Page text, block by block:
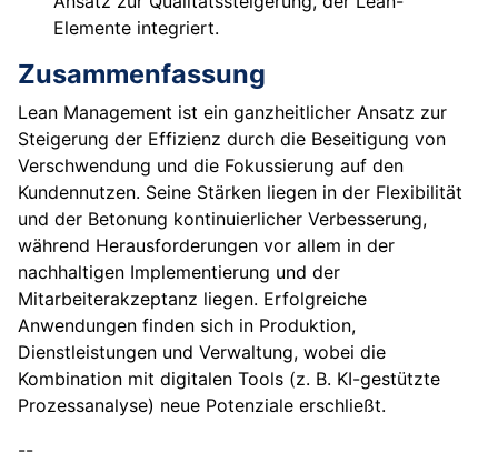
Elemente integriert.
Zusammenfassung
Lean Management ist ein ganzheitlicher Ansatz zur
Steigerung der Effizienz durch die Beseitigung von
Verschwendung und die Fokussierung auf den
Kundennutzen. Seine Stärken liegen in der Flexibilität
und der Betonung kontinuierlicher Verbesserung,
während Herausforderungen vor allem in der
nachhaltigen Implementierung und der
Mitarbeiterakzeptanz liegen. Erfolgreiche
Anwendungen finden sich in Produktion,
Dienstleistungen und Verwaltung, wobei die
Kombination mit digitalen Tools (z. B. KI-gestützte
Prozessanalyse) neue Potenziale erschließt.
--